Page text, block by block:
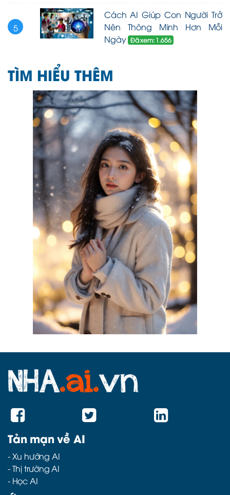
5
Cách AI Giúp Con Người Trở
Nên Thông Minh Hơn Mỗi
Ngày Đã xem: 1.656
TÌM HIỂU THÊM
Tản mạn về AI
-Xu hướng AI
-Thị trường AI
- Học AI